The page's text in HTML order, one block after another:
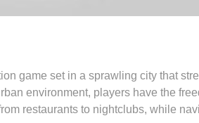
game set in a sprawling city that
environment, players have the
restaurants to nightclubs, while